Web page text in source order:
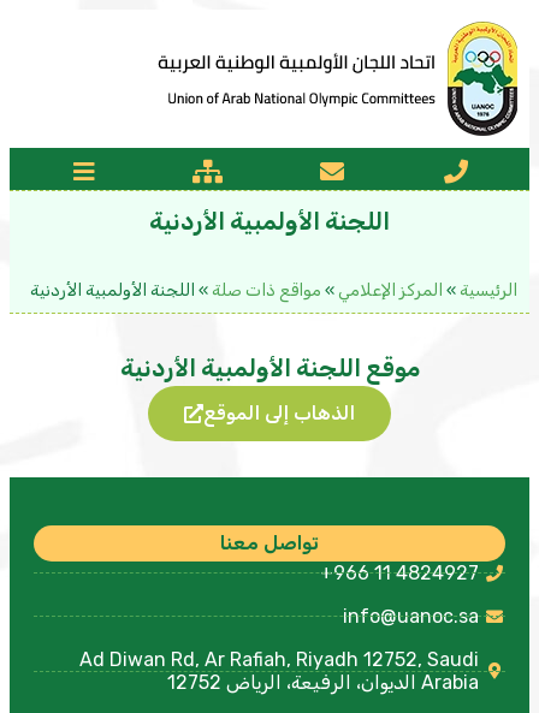
اللجنة الأولمبية الأردنية
الرئيسية » المركز الإعلامي » مواقع ذات صلة » اللجنة الأولمبية الأردنية
موقع اللجنة الأولمبية الأردنية
الذهاب إلى الموقع
تواصل معنا
+966 11 4824927
info@uanoc.sa
Ad Diwan Rd, Ar Rafiah, Riyadh 12752, Saudi
Arabia الديوان، الرفيعة، الرياض 12752